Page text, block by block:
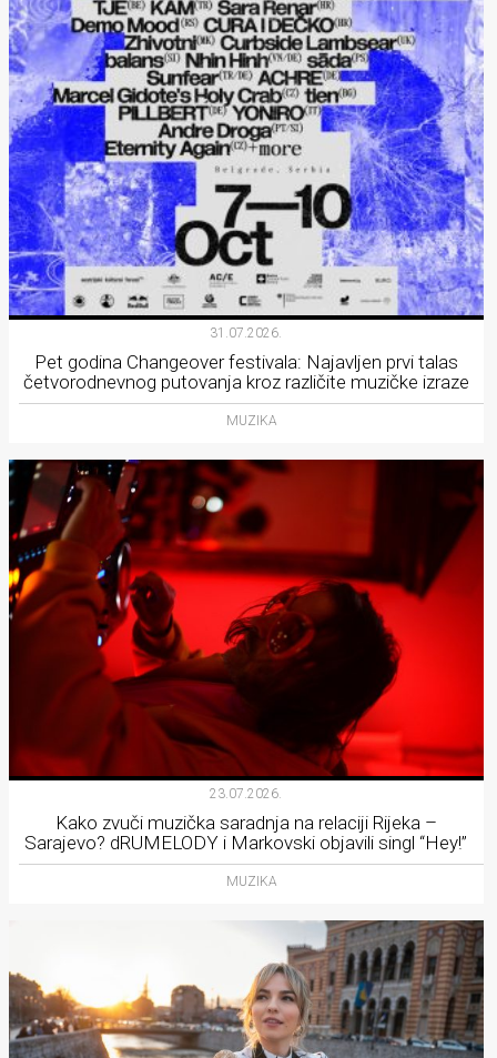
31.07.2026.
Pet godina Changeover festivala: Najavljen prvi talas
četvorodnevnog putovanja kroz različite muzičke izraze
MUZIKA
23.07.2026.
Kako zvuči muzička saradnja na relaciji Rijeka –
Sarajevo? dRUMELODY i Markovski objavili singl “Hey!”
MUZIKA